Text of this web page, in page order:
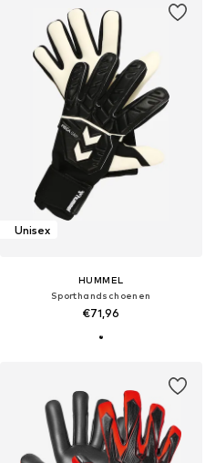
Unisex
HUMMEL
Sporthandschoenen
€71,96